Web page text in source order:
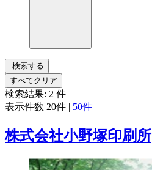
検索する
すべてクリア
検索結果: 2 件
表示件数 20件 | 50件
株式会社小野塚印刷所